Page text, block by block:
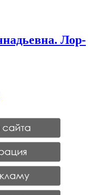
Лор-